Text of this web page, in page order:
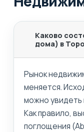
Каково
дома) в
Рынок
меняется.
можно увидеть
Как правило,
поглощения